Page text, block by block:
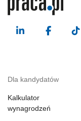
Dla kandydatów
Kalkulator
wynagrodzeń